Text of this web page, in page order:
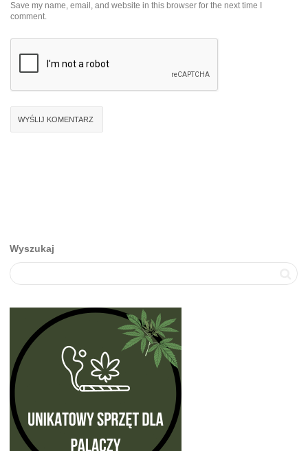
Save my name, email, and website in this browser for the next time I
comment.
Wyszukaj